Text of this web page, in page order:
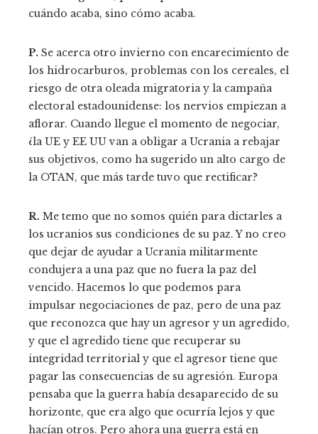
cuándo acaba, sino cómo acaba.
P. Se acerca otro invierno con encarecimiento de
los hidrocarburos, problemas con los cereales, el
riesgo de otra oleada migratoria y la campaña
electoral estadounidense: los nervios empiezan a
aflorar. Cuando llegue el momento de negociar,
¿la UE y EE UU van a obligar a Ucrania a rebajar
sus objetivos, como ha sugerido un alto cargo de
la OTAN, que más tarde tuvo que rectificar?
R. Me temo que no somos quién para dictarles a
los ucranios sus condiciones de su paz. Y no creo
que dejar de ayudar a Ucrania militarmente
condujera a una paz que no fuera la paz del
vencido. Hacemos lo que podemos para
impulsar negociaciones de paz, pero de una paz
que reconozca que hay un agresor y un agredido,
y que el agredido tiene que recuperar su
integridad territorial y que el agresor tiene que
pagar las consecuencias de su agresión. Europa
pensaba que la guerra había desaparecido de su
horizonte, que era algo que ocurría lejos y que
hacían otros. Pero ahora una guerra está en